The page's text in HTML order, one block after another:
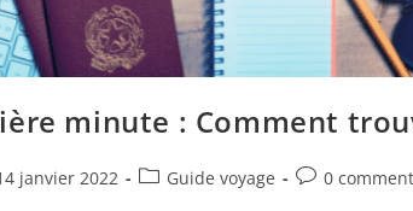
minute : Comment
janvier 2022 Guide voyage 0